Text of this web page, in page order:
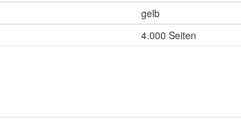
gelb
4.000 Seiten